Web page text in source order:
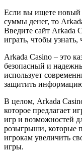
Если вы ищете новый
суммы денег, то
Введите сайт Arkada
играть, чтобы узнать,
Arkada Casino – это
безопасный и
использует
защитить
В целом, Arkada
которое предлагает
игр и возможностей
розыгрыши, которые
игрокам увеличить
игры.